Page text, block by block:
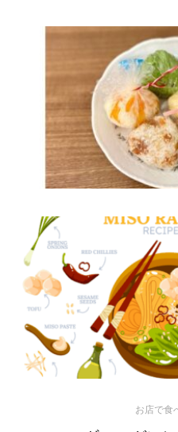
お店で食